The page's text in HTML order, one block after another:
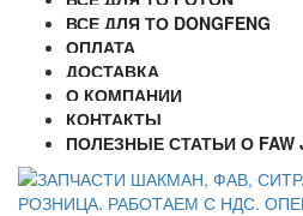
ВСЕ ДЛЯ ТО DONGFENG
ОПЛАТА
ДОСТАВКА
О КОМПАНИИ
КОНТАКТЫ
ПОЛЕЗНЫЕ СТАТЬИ О